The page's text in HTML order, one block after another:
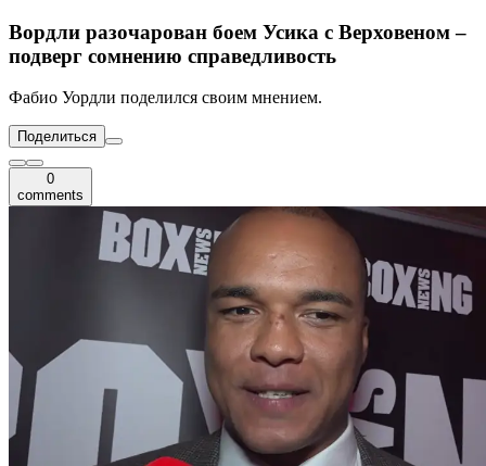
Вордли разочарован боем Усика с Верховеном –
подверг сомнению справедливость
Фабио Уордли поделился своим мнением.
Поделиться
0
comments